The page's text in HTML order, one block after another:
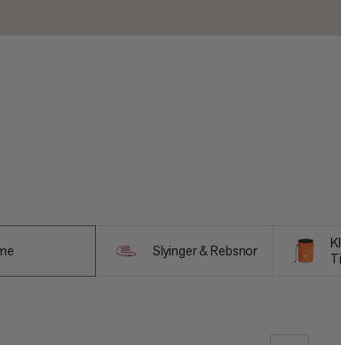
Slyinger & Rebsnor